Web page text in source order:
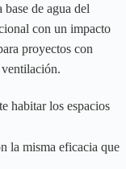
de agua del
con un impacto
proyectos con
habitar los espacios
la misma eficacia que